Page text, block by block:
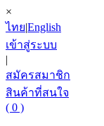
×
ไทย|English
เข้าสู่ระบบ
|
สมัครสมาชิก
สินค้าที่สนใจ
( 0 )